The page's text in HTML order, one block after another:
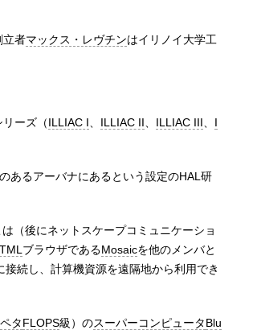
立者マックス・レヴチンはイリノイ大学工
ーズ（ILLIAC I ILLIAC II ILLIAC III
I
あるアーバナにあるという設定のHAL研
（後にネットスケープコミュニケーショ
ブラウザであるMosaicを他のメンバと
続し、計算機資源を遠隔地から利用でき
ペタFLOPS級）のスーパーコンピュータBlu